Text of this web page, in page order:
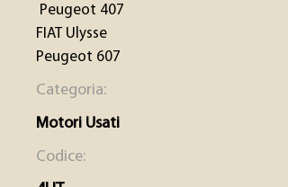
Peugeot 407
FIAT Ulysse
Peugeot 607
Categoria:
Motori Usati
Codice: